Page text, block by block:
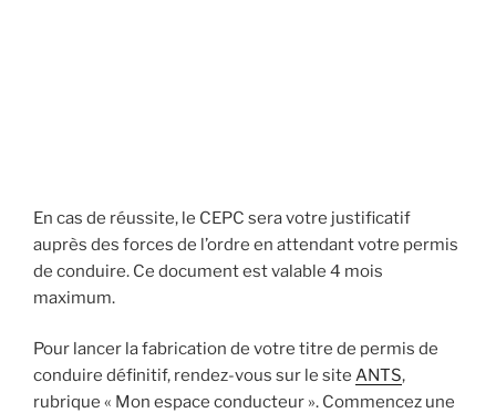
En cas de réussite, le CEPC sera votre justificatif
auprès des forces de l’ordre en attendant votre permis
de conduire. Ce document est valable 4 mois
maximum.
Pour lancer la fabrication de votre titre de permis de
conduire définitif, rendez-vous sur le site ANTS,
rubrique « Mon espace conducteur ». Commencez une